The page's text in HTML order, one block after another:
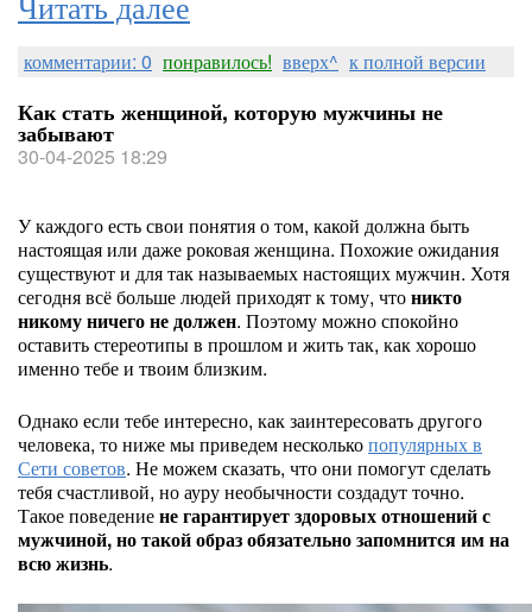
комментарии: 0 понравилось! вверх^ к полной версии
Как стать женщиной, которую мужчины не
забывают
30-04-2025 18:29
У каждого есть свои понятия о том, какой должна быть
настоящая или даже роковая женщина. Похожие ожидания
существуют и для так называемых настоящих мужчин. Хотя
сегодня всё больше людей приходят к тому, чтоникто
никому ничего не должен. Поэтому можно спокойно
оставить стереотипы в прошлом и жить так, как хорошо
именно тебе и твоим близким.
Однако если тебе интересно, как заинтересовать другого
человека, то ниже мы приведем несколькопопулярных в
Сети советов. Не можем сказать, что они помогут сделать
тебя счастливой, но ауру необычности создадут точно.
Такое поведениене гарантирует здоровых отношений с
мужчиной, но такой образ обязательно запомнится им на
всю жизнь.